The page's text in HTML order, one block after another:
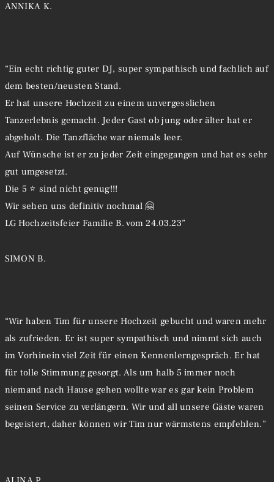
ANNIKA K.
“Ein echt richtig guter DJ, super sympathisch und fachlich auf
dem besten/neusten Stand.
Er hat unsere Hochzeit zu einem unvergesslichen
Tanzerlebnis gemacht. Jeder Gast ob jung oder älter hat er
abgeholt. Die Tanzfläche war niemals leer.
Auf Wünsche ist er zu jeder Zeit eingegangen und hat es sehr
gut umgesetzt.
Die 5 ⭐ sind nicht genug!!!
Wir sehen uns definitiv nochmal 🤗
LG Hochzeitsfeier Familie B. vom 24.03.23”
SIMON B.
“Wir haben Tim für unsere Hochzeit gebucht und waren mehr
als zufrieden. Er ist super sympathisch und nimmt sich auch
im Vorhinein viel Zeit für einen Kennenlerngespräch. Er hat
für tolle Stimmung gesorgt. Als um halb 5 immer noch
niemand nach Hause gehen wollte war es gar kein Problem
seinen Service zu verlängern. Wir und all unsere Gäste waren
begeistert, daher können wir Tim nur wärmstens empfehlen.”